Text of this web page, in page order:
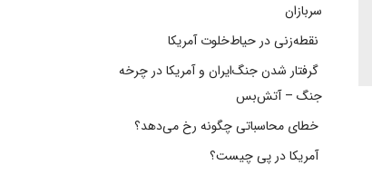
سربازان
نقطه‌زنی در حیاط‌خلوت آمریکا
گرفتار شدن جنگ‌ایران و آمریکا در چرخه
جنگ – آتش‌بس
خطای محاسباتی چگونه رخ می‌دهد؟
آمریکا در پی چیست؟